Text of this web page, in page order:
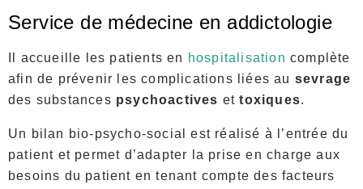
Service de médecine en addictologie
Il accueille les patients en hospitalisation complète
afin de prévenir les complications liées au sevrage
des substances psychoactives ettoxiques.
Un bilan bio-psycho-social est réalisé à l’entrée du
patient et permet d’adapter la prise en charge aux
besoins du patient en tenant compte des facteurs